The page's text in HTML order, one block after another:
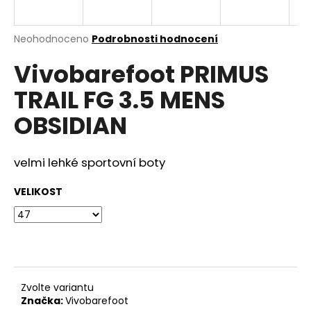
Průměrné
produktu
je
0,0
5
hvězdiček.
Neohodnoceno Podrobnosti hodnocení
Vivobarefoot PRIMUS
TRAIL FG 3.5 MENS
OBSIDIAN
velmi lehké sportovní boty
VELIKOST
Zvolte variantu
Značka:Vivobarefoot
j
t
?
HLEDAT
D
o
u